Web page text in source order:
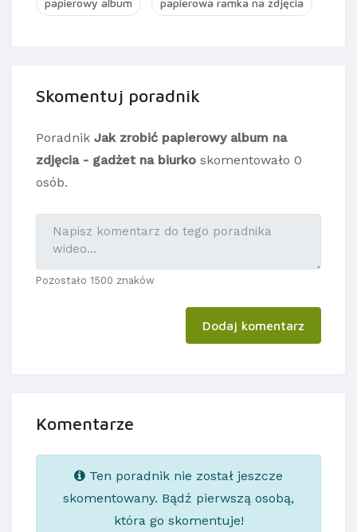
papierowy album papierowa ramka na zdjęcia
Skomentuj poradnik
Poradnik Jak zrobić papierowy album na
zdjęcia - gadżet na biurko skomentowało 0
osób.
Pozostało 1500 znaków
Dodaj komentarz
Komentarze
Ten poradnik nie został jeszcze
skomentowany. Bądź pierwszą osobą,
która go skomentuje!